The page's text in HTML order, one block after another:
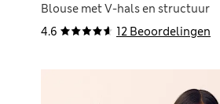
4.6 12 Beoordelingen
Blouse met V-hals en structuur